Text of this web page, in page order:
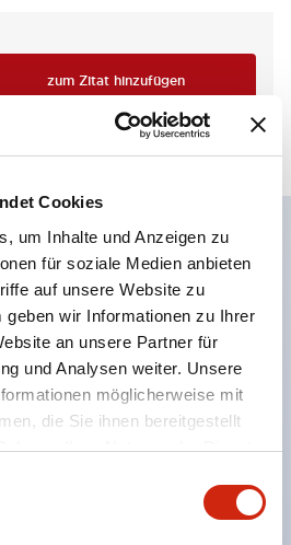
Cookies
um Inhalte und Anzeigen zu
für soziale Medien anbieten
auf unsere Website zu
geben wir Informationen zu Ihrer
an unsere Partner für
und Analysen weiter. Unsere
möglicherweise mit
die Sie ihnen bereitgestellt
Ihrer Nutzung der Dienste
zum Zitat hinzufügen
in Gruppen ist möglich, und
der Kontakt-Einheit ist
Montage in Gruppen einfach
des Verriegelungshebels.
IP65 (IEC